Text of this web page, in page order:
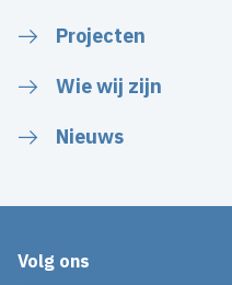
Projecten
Wie wij zijn
Nieuws
Volg ons